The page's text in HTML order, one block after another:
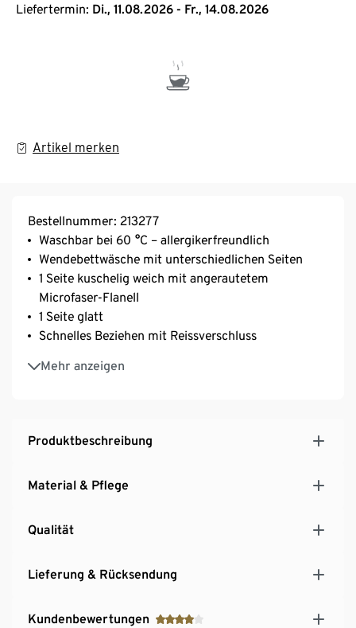
Liefertermin: Di., 11.08.2026 - Fr., 14.08.2026
Artikel merken
Bestellnummer: 213277
Waschbar bei 60 °C – allergikerfreundlich
Wendebettwäsche mit unterschiedlichen Seiten
1 Seite kuschelig weich mit angerautetem
Microfaser-Flanell
1 Seite glatt
Schnelles Beziehen mit Reissverschluss
Mehr anzeigen
Schnelltrocknend und bügelfrei
Produktbeschreibung
Material & Pflege
Qualität
Lieferung & Rücksendung
Kundenbewertungen